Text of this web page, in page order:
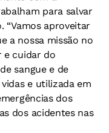
para salvar
“Vamos aproveitar
a nossa missão no
e cuidar do
sangue e de
e utilizada em
dos
dos acidentes nas